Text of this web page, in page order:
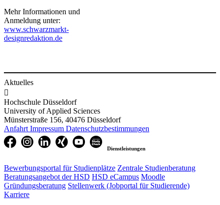
Mehr Informationen und
Anmeldung unter:
www.schwarzmarkt-
designredaktion.de​
Aktuelles

Hochschule Düsseldorf
University of Applied Sciences
Münsterstraße 156, 40476 Düsseldorf
Anfahrt Impressum Datenschutzbestimmungen
Dienstleistungen
Bewerbungsportal für Studienplätze Zentrale Studienberatung
Beratungsangebot der HSD HSD eCampus Moodle
Gründungsberatung Stellenwerk (Jobportal für Studierende)
Karriere